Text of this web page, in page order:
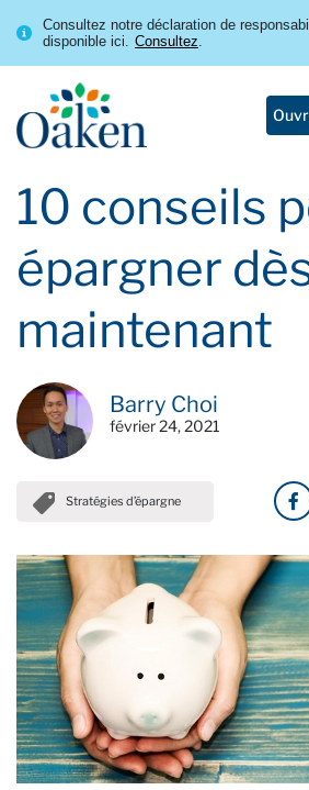
Consultez notre déclaration de
disponible ici. Consultez.
10 conseils
épargner
maintenant
Barry Choi
février 24, 2021
Stratégies d’épargne